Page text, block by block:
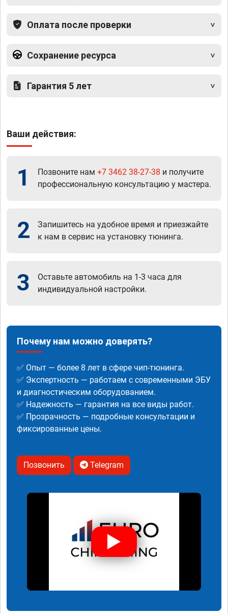
Оплата после проверки
Сохранение ресурса
Гарантия 5 лет
Ваши действия:
1 Позвоните нам +7 3462 38-27-38 и получите
профессиональную консультацию у мастера.
2
Запишитесь на удобное время и приезжайте
к нам в сервис на установку тюнинга.
3
Оставьте автомобиль на 1-3 часа для
индивидуальной настройки.
Почему нам можно доверять?
✅ Опыт — более 8 лет в сфере чип-тюнинга.
✅ Экспертность — работаем с современными ЭБУ
и диагностическим оборудованием.
✅ Надежность — гарантия на все виды работ.
✅ Прозрачность — подробные консультации и
фиксированные цены.
Позвонить Telegram